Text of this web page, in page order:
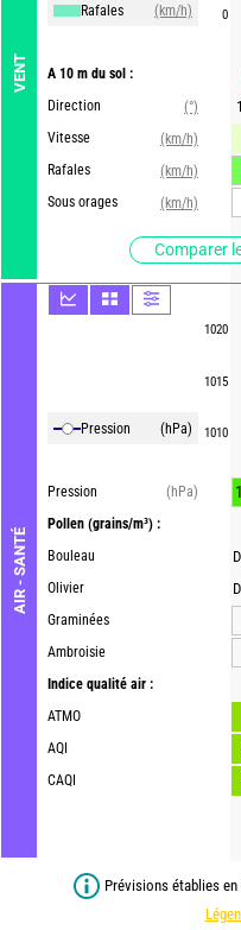
VENT
Rafales
(km/h)
A 10 m du sol :
Direction
(°)
Vitesse
(km/h)
Rafales
(km/h)
Sous orages
(km/h)
Comparer
AIR - SANTÉ
Pression (hPa)
Pression
(hPa)
Pollen (grains/m³) :
Bouleau
Olivier
Graminées
Ambroisie
Indice qualité air :
ATMO
AQI
CAQI
0
1020
1015
1010
Prévisions établies en